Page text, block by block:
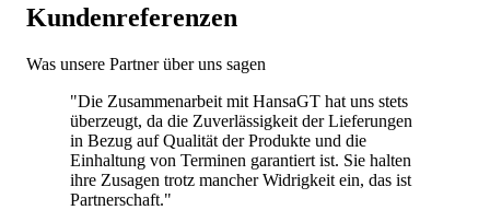
Kundenreferenzen
Was unsere Partner über uns sagen
"Die Zusammenarbeit mit HansaGT hat uns stets
überzeugt, da die Zuverlässigkeit der Lieferungen
in Bezug auf Qualität der Produkte und die
Einhaltung von Terminen garantiert ist. Sie halten
ihre Zusagen trotz mancher Widrigkeit ein, das ist
Partnerschaft."